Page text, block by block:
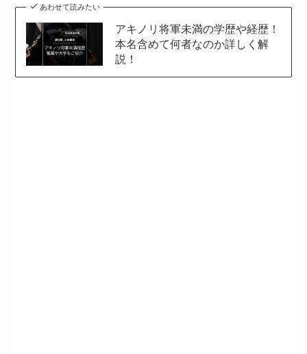
あわせて読みたい
アキノリ将軍未満の学歴や経歴！
本名含めて何者なのか詳しく解
説！